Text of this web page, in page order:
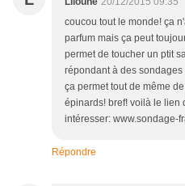
coucou tout le monde! ça
parfum mais ça peut
permet de toucher un ptit
répondant à des
ça permet tout de même
épinards! bref! voilà le lien
intéresser: www.sondage-
Répondre